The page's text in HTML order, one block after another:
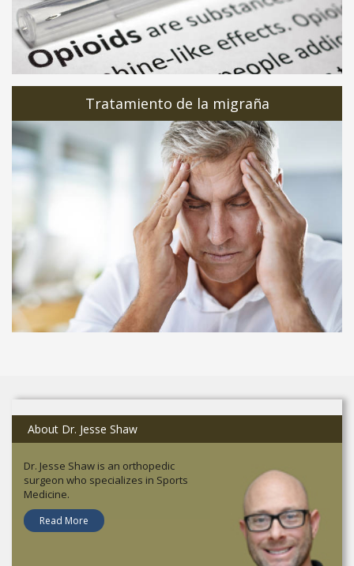
Tratamiento de la migraña
About Dr. Jesse Shaw
Dr. Jesse Shaw is an orthopedic
surgeon who specializes in Sports
Medicine.
Read More